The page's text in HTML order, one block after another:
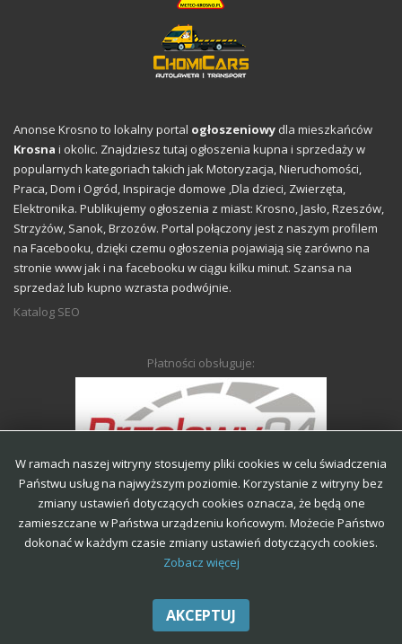
Anonse Krosno to lokalny portal ogłoszeniowy dla mieszkańców
Krosna i okolic. Znajdziesz tutaj ogłoszenia kupna i sprzedaży w
popularnych kategoriach takich jak Motoryzacja, Nieruchomości,
Praca,Dom i Ogród,Inspiracje domowe ,Dla dzieci, Zwierzęta,
Elektronika. Publikujemy ogłoszenia z miast: Krosno, Jasło, Rzeszów,
Strzyżów, Sanok, Brzozów. Portal połączony jest z naszym profilem
na Facebooku, dzięki czemu ogłoszenia pojawiają się zarówno na
stronie www jak i na facebooku w ciągu kilku minut. Szansa na
sprzedaż lub kupno wzrasta podwójnie.
Katalog SEO
Płatności obsługuje:
Regulamin portalu Regulamin ogłoszeń Polityka prywatności
Anonse-Krosno | Wszystkie prawa zastrzeżone.
W ramach naszej witryny stosujemy pliki cookies w celu świadczenia
Państwu usług na najwyższym poziomie. Korzystanie z witryny bez
zmiany ustawień dotyczących cookies oznacza, że będą one
zamieszczane w Państwa urządzeniu końcowym. Możecie Państwo
dokonać w każdym czasie zmiany ustawień dotyczących cookies.
Zobacz więcej
AKCEPTUJ